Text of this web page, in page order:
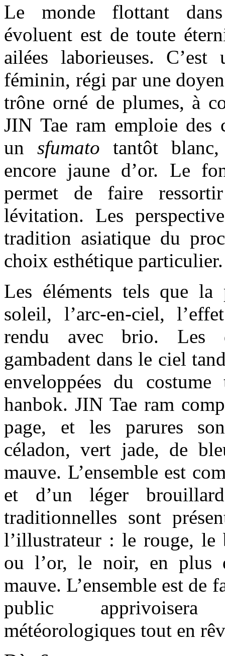
Le monde flottant
évoluent est de toute
ailées laborieuses. C’est
féminin, régi par une
trône orné de plumes, à
JIN Tae ram emploie des
unsfumatotantôt
encore jaune d’or. Le
permet de faire
lévitation. Les
tradition asiatique du
choix esthétique particulier.
Les éléments tels que
soleil, l’arc-en-ciel,
rendu avec brio. Les
gambadent dans le ciel
enveloppées du
hanbok. JIN Tae ram
page, et les parures
céladon, vert jade, de
mauve. L’ensemble est
et d’un léger
traditionnelles sont
l’illustrateur : le rouge,
ou l’or, le noir, en plus
mauve. L’ensemble est de
public
météorologiques tout en